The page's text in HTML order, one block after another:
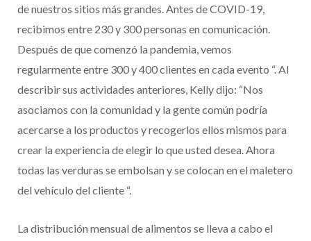
de nuestros sitios más grandes. Antes de COVID-19,
recibimos entre 230 y 300 personas en comunicación.
Después de que comenzó la pandemia, vemos
regularmente entre 300 y 400 clientes en cada evento “. Al
describir sus actividades anteriores, Kelly dijo: “Nos
asociamos con la comunidad y la gente común podría
acercarse a los productos y recogerlos ellos mismos para
crear la experiencia de elegir lo que usted desea. Ahora
todas las verduras se embolsan y se colocan en el maletero
del vehículo del cliente “.
La distribución mensual de alimentos se lleva a cabo el